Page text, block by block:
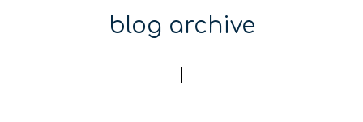
blog archive